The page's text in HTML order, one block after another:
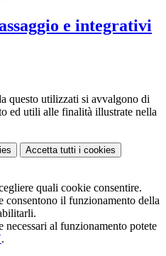
e integrativi
questo utilizzati si avvalgono di
ed utili alle finalità illustrate nella
Accetta tutti i cookies
quali cookie consentire.
consentono il funzionamento della
al funzionamento potete
.